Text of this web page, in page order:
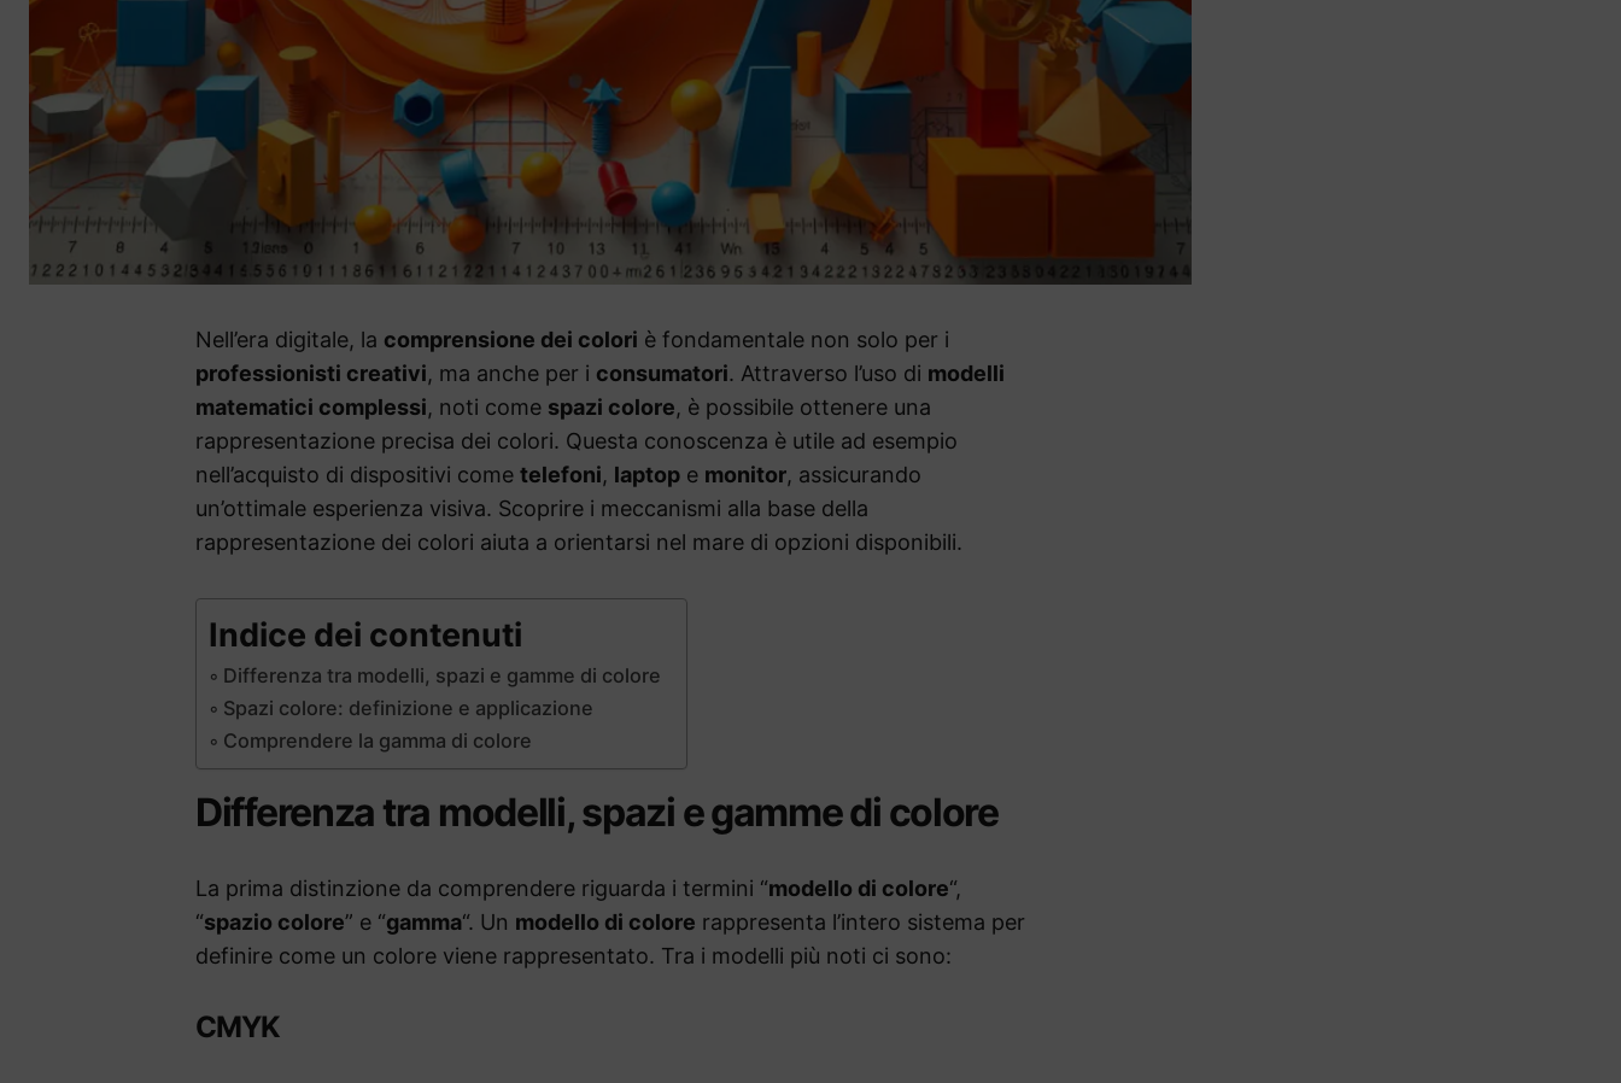
Nell’era digitale, la comprensione dei colori è fondamentale non solo per i
professionisti creativi, ma anche per i consumatori. Attraverso l’uso di modelli
matematici complessi, noti come spazi colore, è possibile ottenere una
rappresentazione precisa dei colori. Questa conoscenza è utile ad esempio
nell’acquisto di dispositivi come telefoni, laptop e monitor, assicurando
un’ottimale esperienza visiva. Scoprire i meccanismi alla base della
rappresentazione dei colori aiuta a orientarsi nel mare di opzioni disponibili.
Indice dei contenuti
Differenza tra modelli, spazi e gamme di colore
Spazi colore: definizione e applicazione
Comprendere la gamma di colore
Differenza tra modelli, spazi e gamme di colore
La prima distinzione da comprendere riguarda i termini “modello di colore“,
“spazio colore” e “gamma“. Un modello di colore rappresenta l’intero sistema per
definire come un colore viene rappresentato. Tra i modelli più noti ci sono:
CMYK